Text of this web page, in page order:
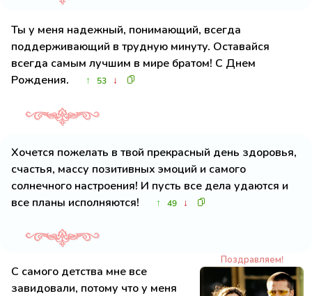
Ты у меня надежный, понимающий, всегда
поддерживающий в трудную минуту. Оставайся
всегда самым лучшим в мире братом! С Днем
Рождения.
↑ 53 ↓
Хочется пожелать в твой прекрасный день здоровья,
счастья, массу позитивных эмоций и самого
солнечного настроения! И пусть все дела удаются и
все планы исполняются!
↑ 49 ↓
Поздравляем!
С самого детства мне все
завидовали, потому что у меня